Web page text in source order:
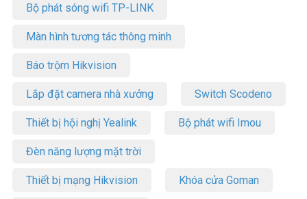
Bộ phát sóng wifi TP-LINK
Màn hình tương tác thông minh
Báo trộm Hikvision
Lắp đặt camera nhà xưởng Switch Scodeno
Thiết bị hội nghị Yealink Bộ phát wifi Imou
Đèn năng lượng mặt trời
Thiết bị mạng Hikvision Khóa cửa Goman